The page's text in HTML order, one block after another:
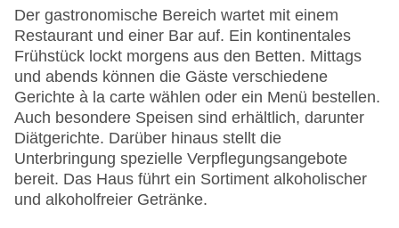
Gesamtanzahl der Zimmer: 321
Zahlungsarten: American Express, Diners Club,
Mastercard, Visa
Landeskategorie: 4 Sterne
Der gastronomische Bereich wartet mit einem
Restaurant und einer Bar auf. Ein kontinentales
Frühstück lockt morgens aus den Betten. Mittags
und abends können die Gäste verschiedene
Gerichte à la carte wählen oder ein Menü bestellen.
Auch besondere Speisen sind erhältlich, darunter
Diätgerichte. Darüber hinaus stellt die
Unterbringung spezielle Verpflegungsangebote
bereit. Das Haus führt ein Sortiment alkoholischer
und alkoholfreier Getränke.